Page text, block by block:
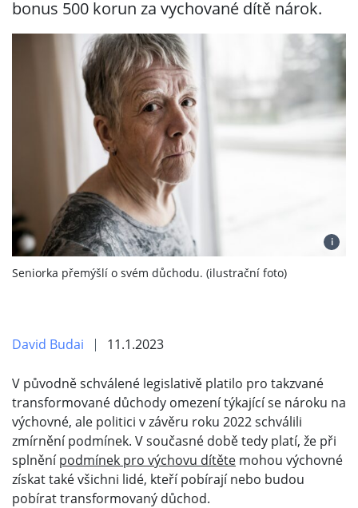
bonus 500 korun za vychované dítě nárok.
i
Seniorka přemýšlí o svém důchodu. (ilustrační foto)
David Budai 11.1.2023
V původně schválené legislativě platilo pro takzvané
transformované důchody omezení týkající se nároku na
výchovné, ale politici v závěru roku 2022 schválili
zmírnění podmínek. V současné době tedy platí, že při
splněnípodmínek pro výchovu dítěte mohou výchovné
získat také všichni lidé, kteří pobírají nebo budou
pobírat transformovaný důchod.